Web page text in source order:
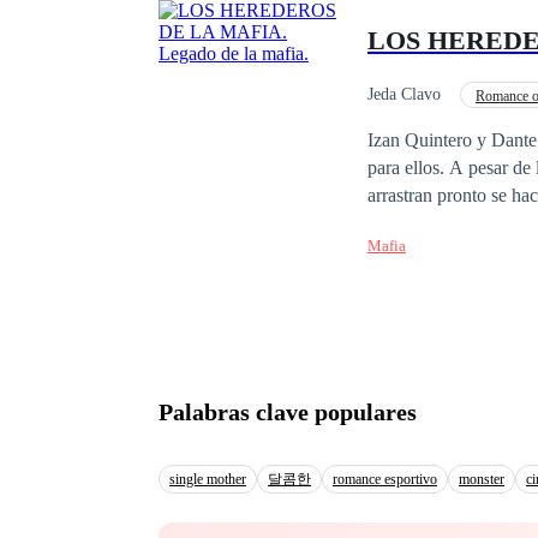
famosa del mundo?
LOS
Jeda Clavo Romance
Izan Quintero y
para ellos. A pesar de
arrastran pronto se hace evidente. Sobre todo cuando Dominic King, el
Armone. Ella es la
pronto se convierte
paso que dan hacia
tejido?
Mafia
Palabras clave populares
single mother 달콤한 romance esportivo monster